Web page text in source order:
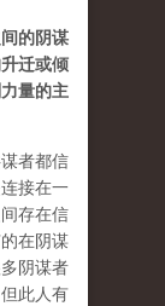
的阴谋
迁或倾
量的主
者都信
接在一
存在信
在阴谋
阴谋者
此人有